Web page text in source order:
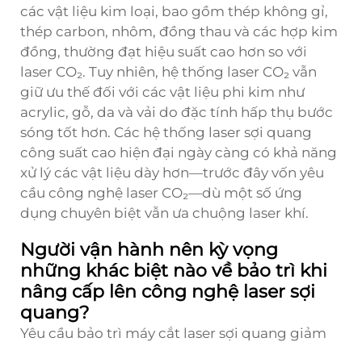
các vật liệu kim loại, bao gồm thép không gỉ,
thép carbon, nhôm, đồng thau và các hợp kim
đồng, thường đạt hiệu suất cao hơn so với
laser CO₂. Tuy nhiên, hệ thống laser CO₂ vẫn
giữ ưu thế đối với các vật liệu phi kim như
acrylic, gỗ, da và vải do đặc tính hấp thụ bước
sóng tốt hơn. Các hệ thống laser sợi quang
công suất cao hiện đại ngày càng có khả năng
xử lý các vật liệu dày hơn—trước đây vốn yêu
cầu công nghệ laser CO₂—dù một số ứng
dụng chuyên biệt vẫn ưa chuộng laser khí.
Người vận hành nên kỳ vọng
những khác biệt nào về bảo trì khi
nâng cấp lên công nghệ laser sợi
quang?
Yêu cầu bảo trì máy cắt laser sợi quang giảm